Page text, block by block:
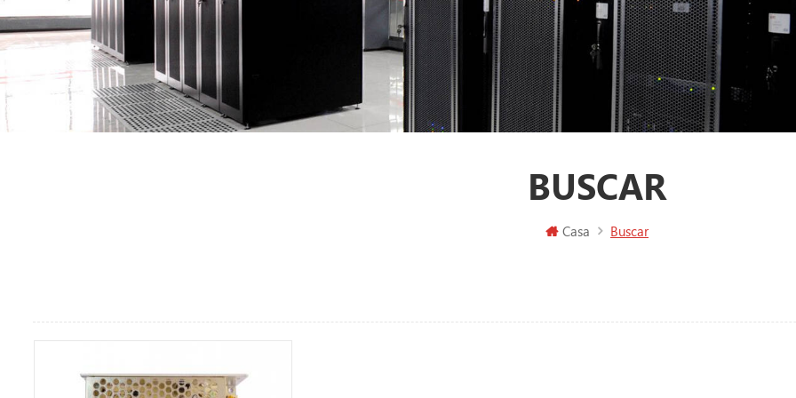
BUSCAR
Casa Buscar